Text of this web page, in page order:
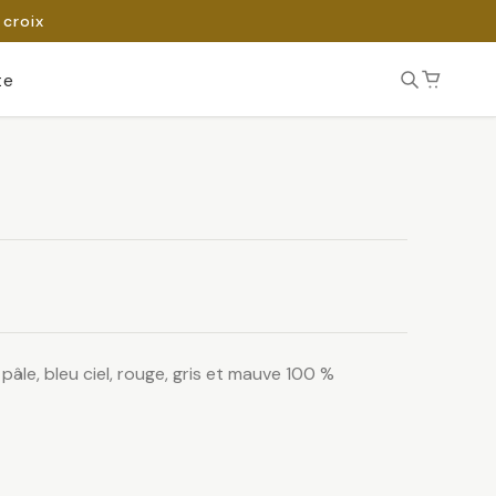
bleu ciel, rouge, gris et mauve 100 %